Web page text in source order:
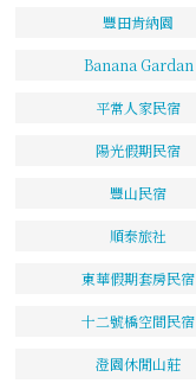
豐田肯納園
Banana Gardan
平常人家民宿
陽光假期民宿
豐山民宿
順泰旅社
東華假期套房民宿
十二號橋空間民宿
澄園休閒山莊